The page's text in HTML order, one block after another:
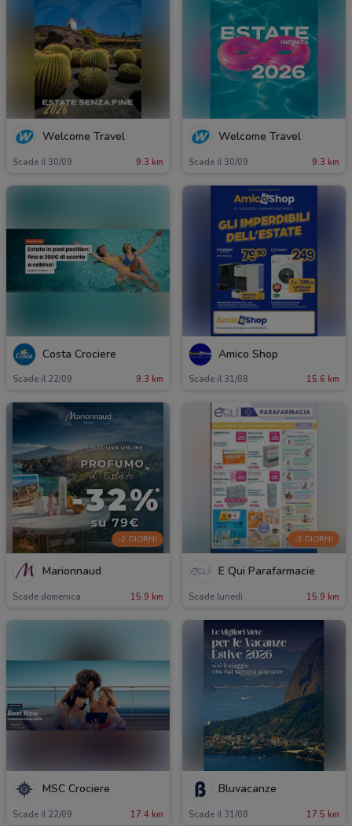
Welcome Travel
Scade il 30/09 9.3 km
Welcome Travel
Scade il 30/09 9.3 km
Costa Crociere
Scade il 22/09 9.3 km
Amico Shop
Scade il 31/08 15.6 km
-2 GIORNI
Marionnaud
Scade domenica 15.9 km
-3 GIORNI
É Qui Parafarmacie
Scade lunedì 15.9 km
MSC Crociere
Scade il 22/09 17.4 km
Bluvacanze
Scade il 31/08 17.5 km